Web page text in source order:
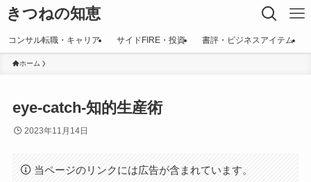
きつねの知恵
コンサル転職・キャリア サイドFIRE・投資 書評・ビジネスアイテム
ホーム
eye-catch-知的生産術
2023年11月14日
当ページのリンクには広告が含まれています。